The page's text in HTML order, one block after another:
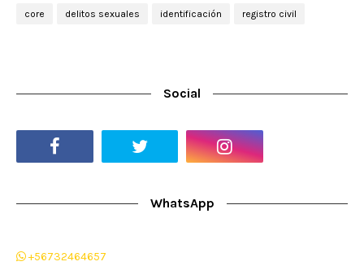
core delitos sexuales identificación registro civil
Social
WhatsApp
+56732464657